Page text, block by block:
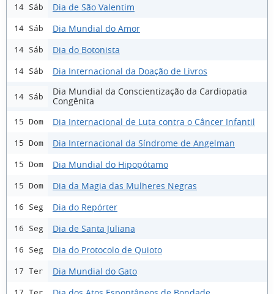
14 Sáb Dia de São Valentim
14 Sáb Dia Mundial do Amor
14 Sáb Dia do Botonista
14 Sáb Dia Internacional da Doação de Livros
14 Sáb
Dia Mundial da Conscientização da Cardiopatia
Congênita
15 Dom Dia Internacional de Luta contra o Câncer Infantil
15 Dom Dia Internacional da Síndrome de Angelman
15 Dom Dia Mundial do Hipopótamo
15 Dom Dia da Magia das Mulheres Negras
16 Seg Dia do Repórter
16 Seg Dia de Santa Juliana
16 Seg Dia do Protocolo de Quioto
17 Ter Dia Mundial do Gato